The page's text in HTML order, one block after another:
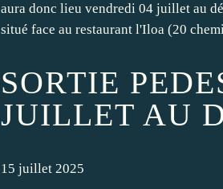
aura donc lieu vendredi 04 juillet au
situé face au restaurant l'Iloa (20
SORTIE
JUILLET AU
15 juillet 2025